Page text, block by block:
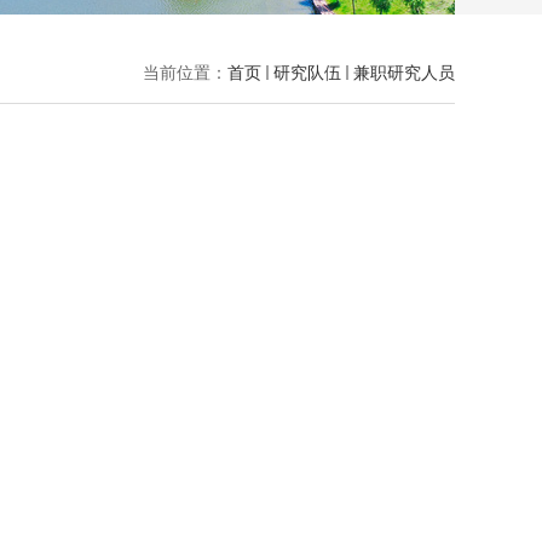
当前位置： 首页 研究队伍 兼职研究人员